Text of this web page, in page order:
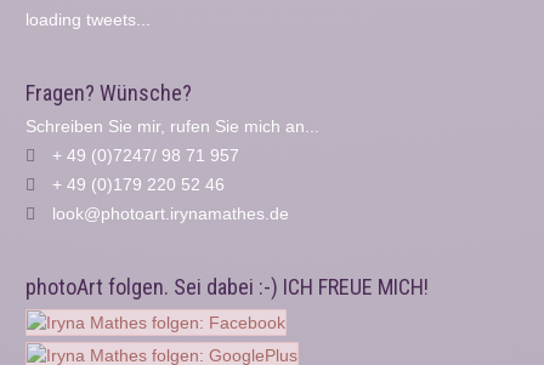
loading tweets...
Fragen? Wünsche?
Schreiben Sie mir, rufen Sie mich an...
+ 49 (0)7247/ 98 71 957
+ 49 (0)179 220 52 46
look@photoart.irynamathes.de
photoArt folgen. Sei dabei :-) ICH FREUE MICH!